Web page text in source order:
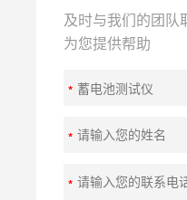
及时与我们的团队
为您提供帮助